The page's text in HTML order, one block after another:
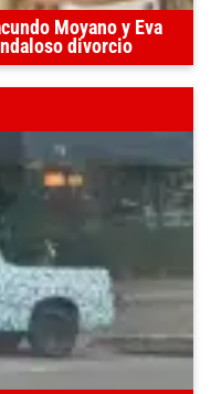
Moyano y Eva
divorcio